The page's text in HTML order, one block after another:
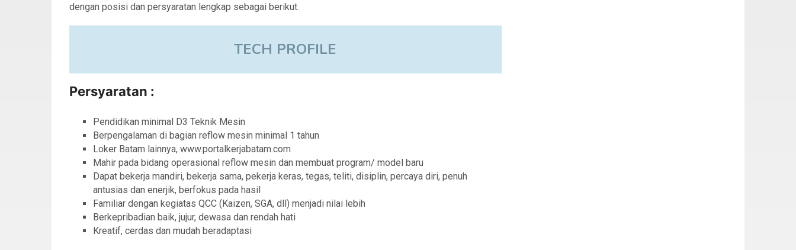
dengan posisi dan persyaratan lengkap sebagai berikut.
TECH PROFILE
Persyaratan :
Pendidikan minimal D3 Teknik Mesin
Berpengalaman di bagian reflow mesin minimal 1 tahun
Loker Batam lainnya, www.portalkerjabatam.com
Mahir pada bidang operasional reflow mesin dan membuat program/ model baru
Dapat bekerja mandiri, bekerja sama, pekerja keras, tegas, teliti, disiplin, percaya diri, penuh
antusias dan enerjik, berfokus pada hasil
Familiar dengan kegiatas QCC (Kaizen, SGA, dll) menjadi nilai lebih
Berkepribadian baik, jujur, dewasa dan rendah hati
Kreatif, cerdas dan mudah beradaptasi